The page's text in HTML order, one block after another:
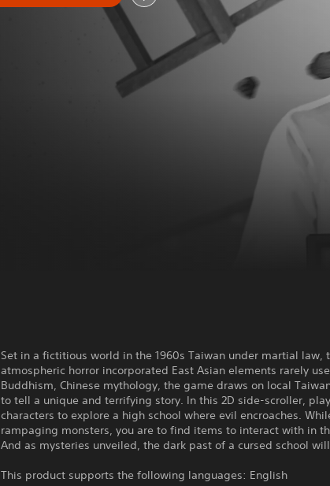
Set in a fictitious world in the 1960s Taiwan under martial law,
atmospheric horror incorporated East Asian elements rarely
Buddhism, Chinese mythology, the game draws on local
to tell a unique and terrifying story. In this 2D side-scroller,
characters to explore a high school where evil encroaches.
rampaging monsters, you are to find items to interact with in
And as mysteries unveiled, the dark past of a cursed school
This product supports the following languages: English